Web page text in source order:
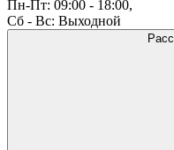
Пн-Пт: 09:00 - 18:00,
Сб - Вс: Выходной